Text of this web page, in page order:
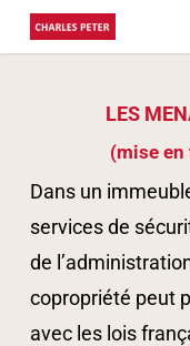
Skip
to
LES
(mise en
Dans un
services de
de
copropriété peut
avec les lois